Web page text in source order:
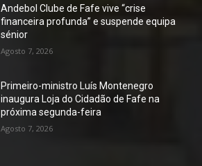
Andebol Clube de Fafe vive “crise
financeira profunda” e suspende equipa
sénior
Agosto 7, 2026
Primeiro-ministro Luís Montenegro
inaugura Loja do Cidadão de Fafe na
próxima segunda-feira
Agosto 7, 2026